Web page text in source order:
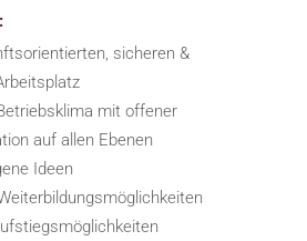
sicheren &
mit offener
auf allen Ebenen
Ideen